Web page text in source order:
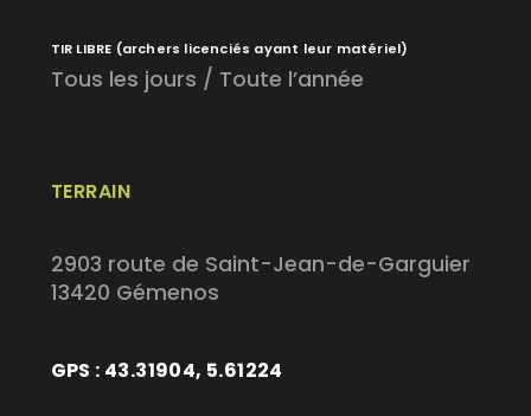
TERRAIN
2903 route de Saint-Jean-de-Garguier
13420 Gémenos
GPS : 43.31904, 5.61224
TIR LIBRE (archers licenciés ayant leur matériel)
Tous les jours / Toute l’année